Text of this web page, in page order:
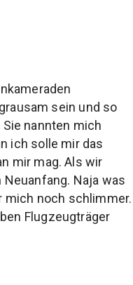
sein und so
nannten mich
ich solle mir das
mir mag. Als wir
Naja was
mich noch schlimmer.
Flugzeugträger